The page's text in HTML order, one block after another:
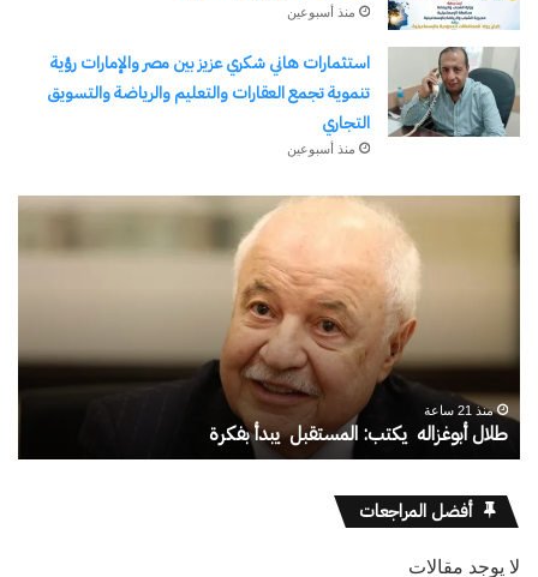
منذ أسبوعين
استثمارات هاني شكري عزيز بين مصر والإمارات رؤية
تنموية تجمع العقارات والتعليم والرياضة والتسويق
التجاري
منذ أسبوعين
قلب
الغربة
منذ 6 أيام
يسري الكاشف.. سفير الهوية في قلب الغربة
أفضل المراجعات
لا يوجد مقالات